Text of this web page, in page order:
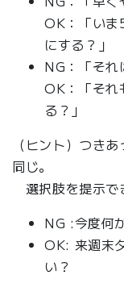
OK：「いま
にする？」
NG：「それ
OK：「それ
る？」
（ヒント）つき
同じ。
選択肢を提示で
NG :今度何
OK: 来週末
い？